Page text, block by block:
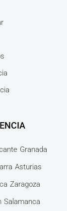
Granada
Asturias
Zaragoza
Salamanca